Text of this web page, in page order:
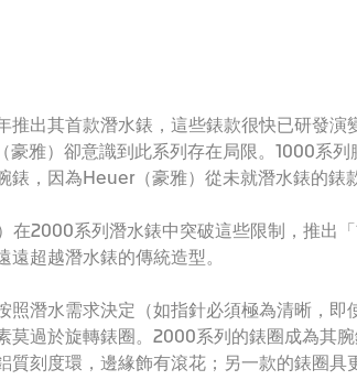
推出其首款潛水錶，這些錶款很快已研發
豪雅）卻意識到此系列存在局限。1000系
錶，因為Heuer（豪雅）從未就潛水錶的錶
在2000系列潛水錶中突破這些限制，推出
遠超越潛水錶的傳統造型。
照潛水需求決定（如指針必須極為清晰，
莫過於旋轉錶圈。2000系列的錶圈成為其
質刻度環，邊緣飾有滾花；另一款的錶圈